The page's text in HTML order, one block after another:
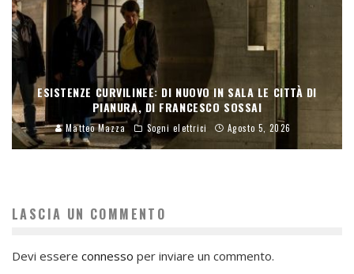
ESISTENZE CURVILINEE: DI NUOVO IN SALA LE CITTÀ DI
PIANURA, DI FRANCESCO SOSSAI
Matteo Mazza Sogni elettrici Agosto 5, 2026
LASCIA UN COMMENTO
Devi essere connesso per inviare un commento.